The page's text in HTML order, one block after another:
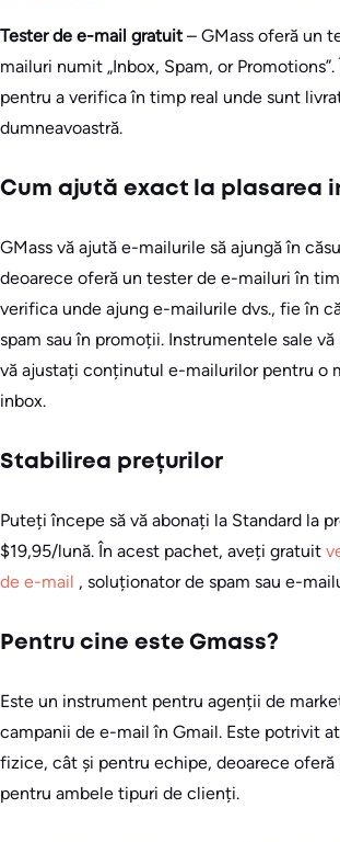
Tester de e-mail gratuit– GMass oferă un
mailuri numit „Inbox, Spam, or
pentru a verifica în timp real unde sunt
dumneavoastră.
Cum ajută exact la plasarea
GMass vă ajută e-mailurile să ajungă în
deoarece oferă un tester de e-mailuri în
verifica unde ajung e-mailurile dvs., fie în
spam sau în promoții. Instrumentele sale vă
vă ajustați conținutul e-mailurilor pentru o
inbox.
Stabilirea prețurilor
Puteți începe să vă abonați la Standard la
$19,95/lună. În acest pachet, aveți gratuit
de e-mail , soluționator de spam sau e-
Pentru cine este Gmass?
Este un instrument pentru agenții de
campanii de e-mail în Gmail. Este potrivit
fizice, cât și pentru echipe, deoarece
pentru ambele tipuri de clienți.